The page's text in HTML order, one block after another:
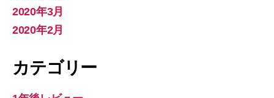
2020年3月
2020年2月
カテゴリー